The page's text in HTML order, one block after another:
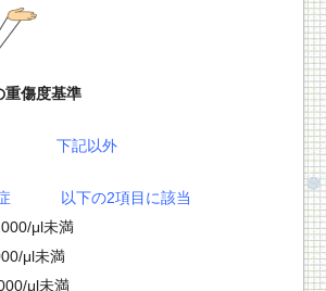
重傷度基準
下記以外
以下の2項目に該当
μl未満
μl未満
μl未満